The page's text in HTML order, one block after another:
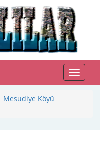
Toggle
Mesudiye Köyü